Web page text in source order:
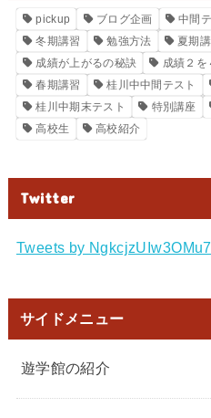
pickup ブログ企画 中間
冬期講習
勉強方法 夏期
成績が上がるの秘訣
成績２を
春期講習
桂川中中間テスト
桂川中期末テスト
特別講座
高校生
高校紹介
Twitter
Tweets by
サイドメニュー
遊学館の紹介